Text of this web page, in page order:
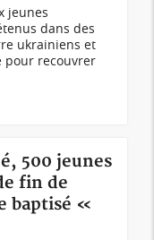
jeunes
dans des
ukrainiens et
pour recouvrer
500 jeunes
fin de
baptisé «